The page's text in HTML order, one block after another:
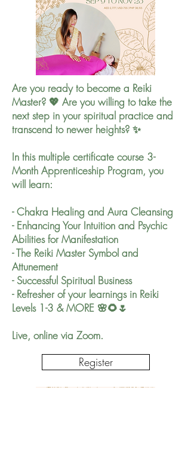
Are you ready to become a Reiki
Master? 💖 Are you willing to take the
next step in your spiritual practice and
transcend to newer heights? ✨
In this multiple certificate course 3-
Month Apprenticeship Program, you
will learn:
- Chakra Healing and Aura Cleansing
- Enhancing Your Intuition and Psychic
Abilities for Manifestation
- The Reiki Master Symbol and
Attunement
- Successful Spiritual Business
- Refresher of your learnings in Reiki
Levels 1-3 & MORE 🌸🌻🌷
Live, online via Zoom.
Register